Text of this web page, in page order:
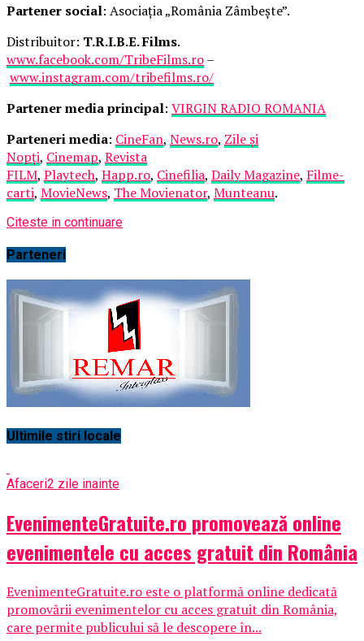
Partener social: Asociația „România Zâmbește”.
Distribuitor: T.R.I.B.E. Films.
www.facebook.com/TribeFilms.ro–
www.instagram.com/tribefilms.ro/
Partener media principal: VIRGIN RADIO ROMANIA
Parteneri media: CineFan, News.ro, Zile și
Nopți, Cinemap, Revista
FILM, Playtech, Happ.ro, Cinefilia, Daily Magazine, Filme-
carti, MovieNews, The Movienator, Munteanu.
Citeste in continuare
Parteneri
Ultimile stiri locale
Afaceri2 zile inainte
EvenimenteGratuite.ro promovează online
evenimentele cu acces gratuit din România
EvenimenteGratuite.ro este o platformă online dedicată
promovării evenimentelor cu acces gratuit din România,
care permite publicului să le descopere în...